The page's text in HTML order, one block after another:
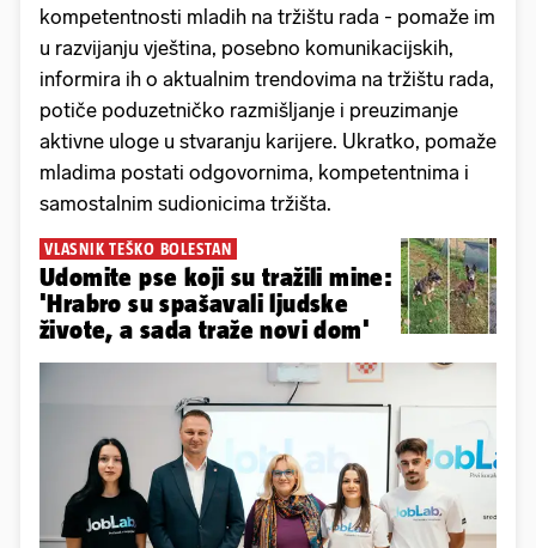
kompetentnosti mladih na tržištu rada - pomaže im
u razvijanju vještina, posebno komunikacijskih,
informira ih o aktualnim trendovima na tržištu rada,
potiče poduzetničko razmišljanje i preuzimanje
aktivne uloge u stvaranju karijere. Ukratko, pomaže
mladima postati odgovornima, kompetentnima i
samostalnim sudionicima tržišta.
VLASNIK TEŠKO BOLESTAN
Udomite pse koji su tražili mine:
'Hrabro su spašavali ljudske
živote, a sada traže novi dom'